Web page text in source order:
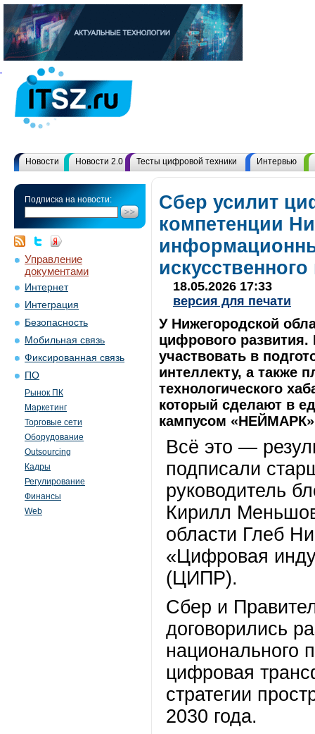
Новости Новости 2.0 Тесты цифровой техники Интервью
Подписка на новости:
Управление
документами
Интернет
Интеграция
Безопасность
Мобильная связь
Фиксированная связь
ПО
Рынок ПК
Маркетинг
Торговые сети
Оборудование
Outsourcing
Кадры
Регулирование
Финансы
Web
Сбер усилит
компетенции
искусственного
18.05.2026 17:33
версия для печати
У Нижегородской
цифрового развития.
участвовать в
интеллекту, а также
технологического
который сделают в
кампусом
Всё это —
подписали
руководитель
Кирилл
области Глеб
«Цифровая
(ЦИПР).
Сбер и
договорились
национального
цифровая
стратегии
2030 года.